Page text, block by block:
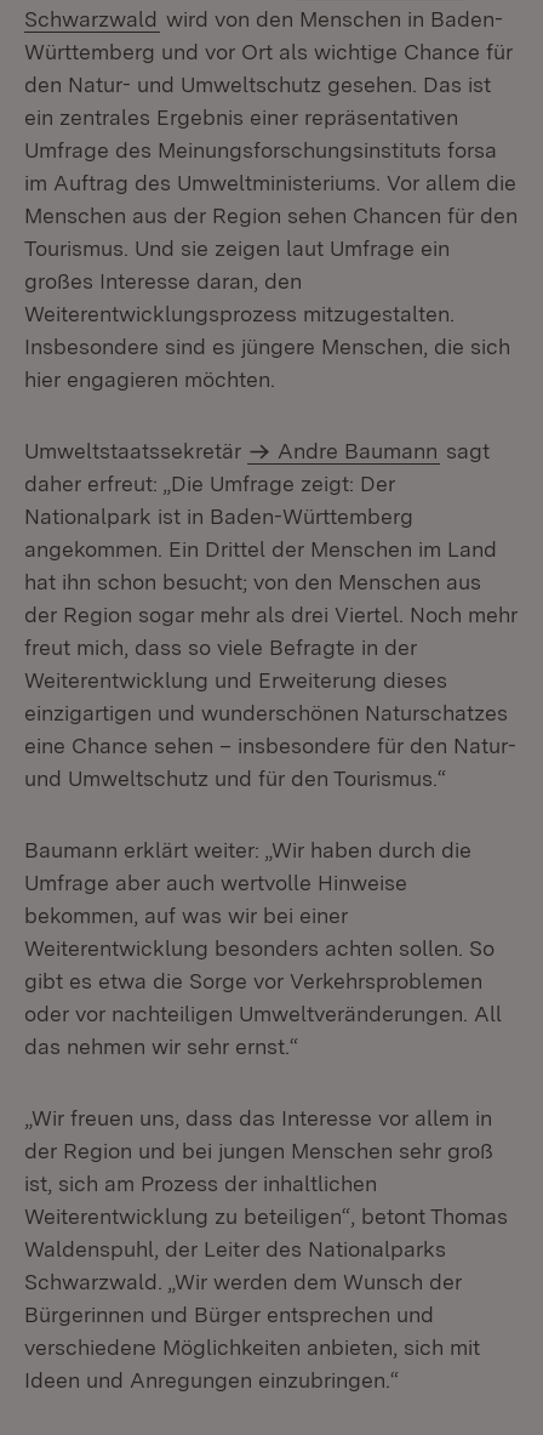
Schwarzwald (Öffnet in neuem Fenster)
wird von den Menschen in Baden-
Württemberg und vor Ort als wichtige Chance für
den Natur- und Umweltschutz gesehen. Das ist
ein zentrales Ergebnis einer repräsentativen
Umfrage des Meinungsforschungsinstituts forsa
im Auftrag des Umweltministeriums. Vor allem die
Menschen aus der Region sehen Chancen für den
Tourismus. Und sie zeigen laut Umfrage ein
großes Interesse daran, den
Weiterentwicklungsprozess mitzugestalten.
Insbesondere sind es jüngere Menschen, die sich
hier engagieren möchten.
Umweltstaatssekretär Andre Baumann sagt
daher erfreut: „Die Umfrage zeigt: Der
Nationalpark ist in Baden-Württemberg
angekommen. Ein Drittel der Menschen im Land
hat ihn schon besucht; von den Menschen aus
der Region sogar mehr als drei Viertel. Noch mehr
freut mich, dass so viele Befragte in der
Weiterentwicklung und Erweiterung dieses
einzigartigen und wunderschönen Naturschatzes
eine Chance sehen – insbesondere für den Natur-
und Umweltschutz und für den Tourismus.“
Baumann erklärt weiter: „Wir haben durch die
Umfrage aber auch wertvolle Hinweise
bekommen, auf was wir bei einer
Weiterentwicklung besonders achten sollen. So
gibt es etwa die Sorge vor Verkehrsproblemen
oder vor nachteiligen Umweltveränderungen. All
das nehmen wir sehr ernst.“
„Wir freuen uns, dass das Interesse vor allem in
der Region und bei jungen Menschen sehr groß
ist, sich am Prozess der inhaltlichen
Weiterentwicklung zu beteiligen“, betont Thomas
Waldenspuhl, der Leiter des Nationalparks
Schwarzwald. „Wir werden dem Wunsch der
Bürgerinnen und Bürger entsprechen und
verschiedene Möglichkeiten anbieten, sich mit
Ideen und Anregungen einzubringen.“